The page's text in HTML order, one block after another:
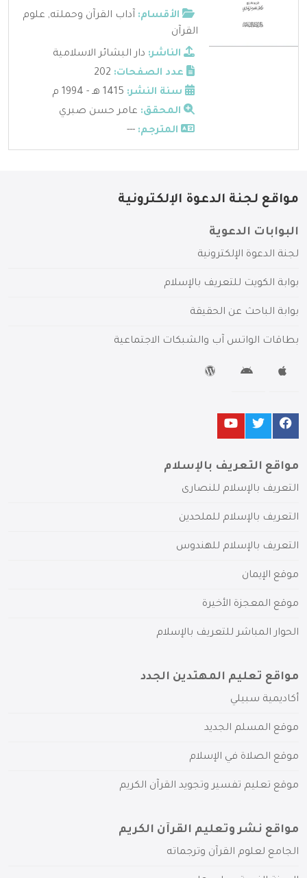
الأقسام: آداب القرآن وحملته, علوم
القرآن
الناشر: دار البشائر الاسلامية
عدد الصفحات:
سنة النشر:
المحقق: عامر حسن صبري
المترجم: ---
مواقع لجنة الدعوة الإلكترونية
البوابات الدعوية
لجنة الدعوة الإلكترونية
بوابة الكويت للتعريف بالإسلام
بوابة الباحث عن الحقيقة
بطاقات الواتس آب والشبكات الاجتماعية
مواقع التعريف بالإسلام
التعريف بالإسلام للنصارى
التعريف بالإسلام للملحدين
التعريف بالإسلام للهندوس
موقع الإيمان
موقع المعجزة الأخيرة
الحوار المباشر للتعريف بالإسلام
مواقع تعليم المهتدين الجدد
أكاديمية سبيلي
موقع المسلم الجديد
موقع الصلاة في الإسلام
موقع تعليم تفسير وتجويد القرآن الكريم
مواقع نشر وتعليم القرآن الكريم
الجامع لعلوم القرآن وترجماته